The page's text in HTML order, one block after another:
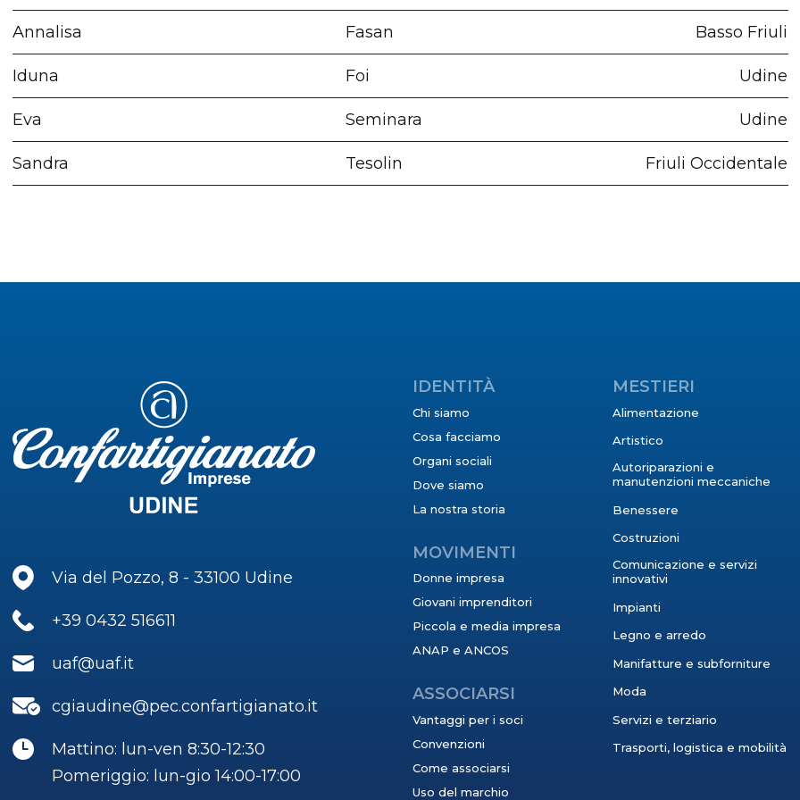
Annalisa Fasan Basso Friuli
Iduna Foi Udine
Eva Seminara Udine
Sandra Tesolin Friuli Occidentale
IDENTITÀ
Chi siamo
Cosa facciamo
Organi sociali
Dove siamo
La nostra storia
MOVIMENTI
Donne impresa
Giovani imprenditori
Piccola e media impresa
ANAP e ANCOS
ASSOCIARSI
Vantaggi per i soci
Convenzioni
Come associarsi
Uso del marchio
MESTIERI
Alimentazione
Artistico
Autoriparazioni e
manutenzioni meccaniche
Benessere
Costruzioni
Comunicazione e servizi
innovativi
Impianti
Legno e arredo
Manifatture e subforniture
Moda
Servizi e terziario
Trasporti, logistica e mobilità
Via del Pozzo, 8 - 33100 Udine
+39 0432 516611
uaf@uaf.it
cgiaudine@pec.confartigianato.it
Mattino: lun-ven 8:30-12:30
Pomeriggio: lun-gio 14:00-17:00